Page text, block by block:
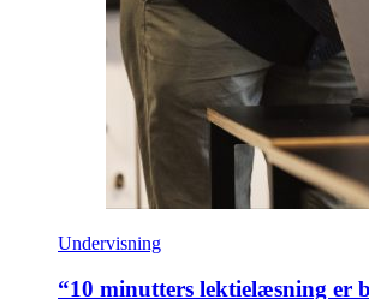
Undervisning
“10 minutters lektielæsning er